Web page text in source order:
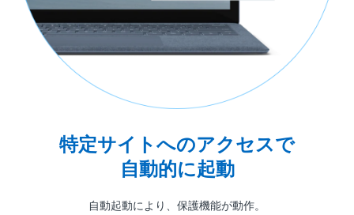
特定サイトへのアクセスで
自動的に起動
自動起動により、保護機能が動作。